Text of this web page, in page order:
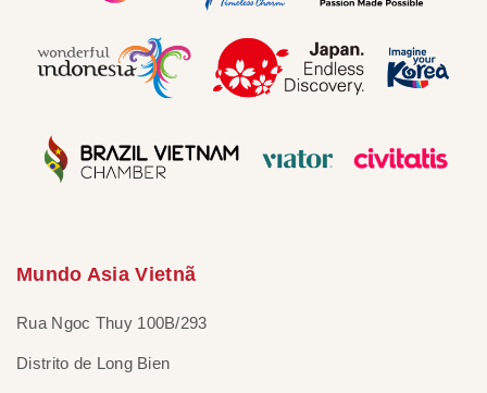
Mundo Asia Vietnã
Rua Ngoc Thuy 100B/293
Distrito de Long Bien